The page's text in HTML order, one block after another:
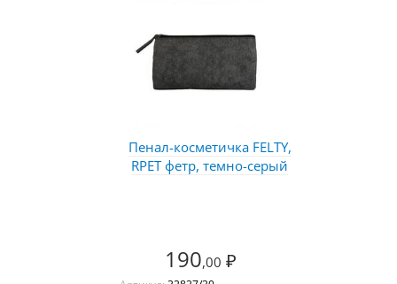
Пенал-косметичка FELTY,
RPET фетр, темно-серый
190,00 ₽